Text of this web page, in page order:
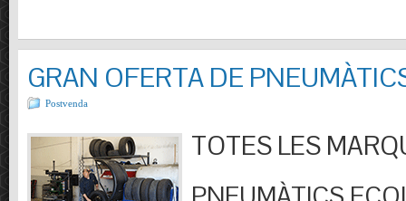
GRAN OFERTA DE
Postvenda
TOTES LES